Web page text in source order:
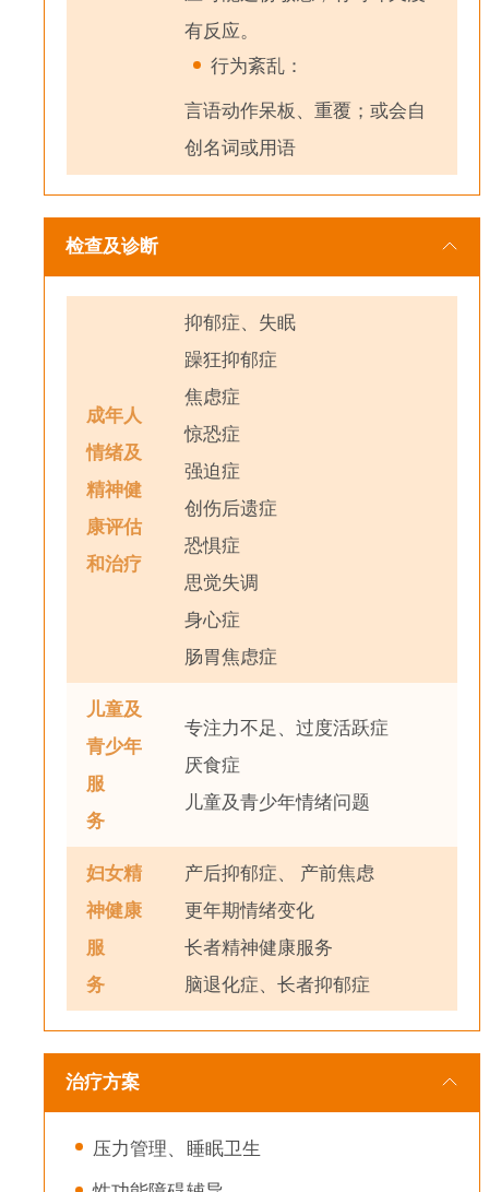
有反应。
行为紊乱：
言语动作呆板、重覆；或会自
创名词或用语
检查及诊断
成年人
情绪及
精神健
康评估
和治疗
抑郁症、失眠
躁狂抑郁症
焦虑症
惊恐症
强迫症
创伤后遗症
恐惧症
思觉失调
身心症
肠胃焦虑症
儿童及
青少年
服
务
专注力不足、过度活跃症
厌食症
儿童及青少年情绪问题
妇女精
神健康
服
务
产后抑郁症、 产前焦虑
更年期情绪变化
长者精神健康服务
脑退化症、长者抑郁症
治疗方案
压力管理、睡眠卫生